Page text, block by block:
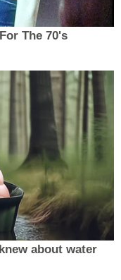
The 70's
about water